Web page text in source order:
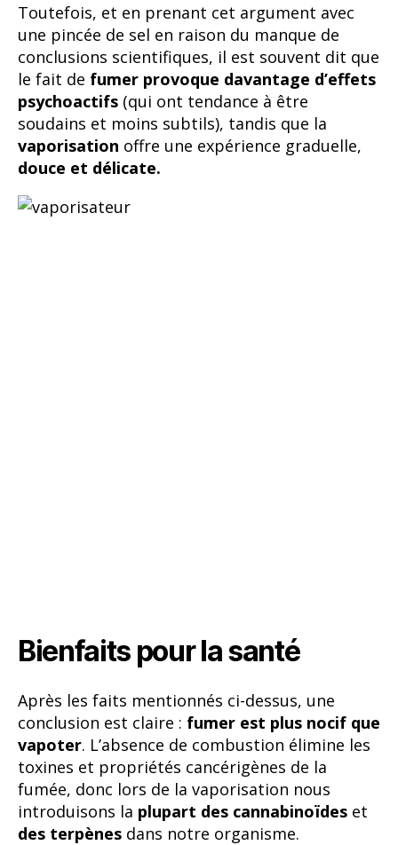
Toutefois, et en prenant cet argument avec
une pincée de sel en raison du manque de
conclusions scientifiques, il est souvent dit que
le fait de fumer provoque davantage d’effets
psychoactifs (qui ont tendance à être
soudains et moins subtils), tandis que la
vaporisation offre une expérience graduelle,
douce et délicate.
Bienfaits pour la santé
Après les faits mentionnés ci-dessus, une
conclusion est claire : fumer est plus nocif que
vapoter. L’absence de combustion élimine les
toxines et propriétés cancérigènes de la
fumée, donc lors de la vaporisation nous
introduisons la plupart des cannabinoïdes et
des terpènes dans notre organisme.